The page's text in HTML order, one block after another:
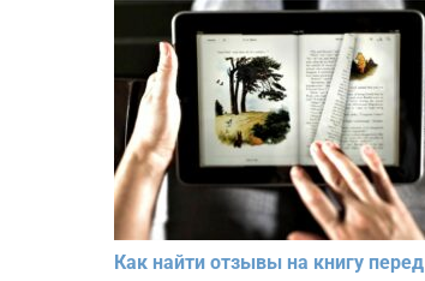
Как найти отзывы на книгу перед